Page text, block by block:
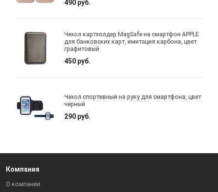
490 руб.
Чехол картхолдер MagSafe на смартфон APPLE
для банковских карт, имитация карбона, цвет
графитовый
450 руб.
Чехол спортивный на руку для смартфона, цвет
черный
290 руб.
Компания
О компании